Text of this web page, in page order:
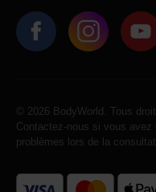
© 2026 BodyWorld. Tous
Contactez-nous si vous
problèmes lors de la